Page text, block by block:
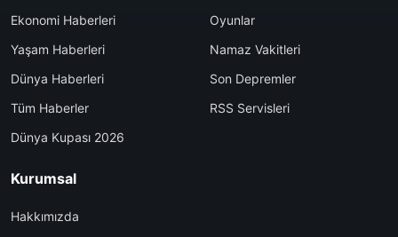
Ekonomi Haberleri
Yaşam Haberleri
Dünya Haberleri
Tüm Haberler
Dünya Kupası 2026
Oyunlar
Namaz Vakitleri
Son Depremler
RSS Servisleri
Kurumsal
Hakkımızda